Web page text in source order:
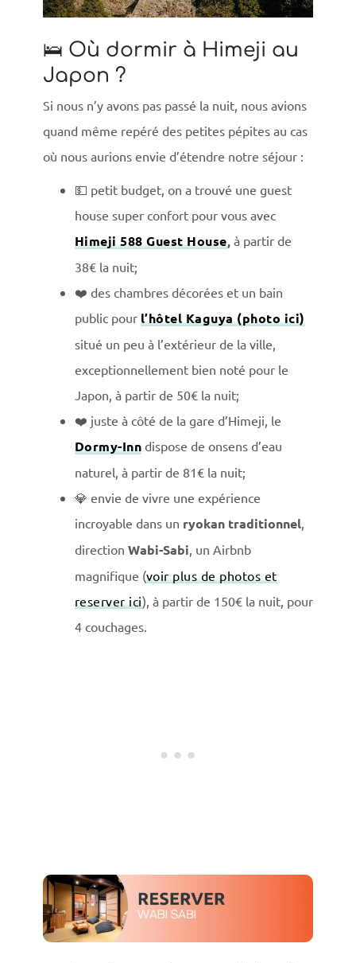
🛌 Où dormir à Himeji au
Japon ?
Si nous n’y avons pas passé la nuit, nous avions
quand même repéré des petites pépites au cas
où nous aurions envie d’étendre notre séjour :
💵 petit budget, on a trouvé une guest
house super confort pour vous avec
Himeji 588 Guest House, à partir de
38€ la nuit;
❤️ des chambres décorées et un bain
public pour l’hôtel Kaguya (photo ici)
situé un peu à l’extérieur de la ville,
exceptionnellement bien noté pour le
Japon, à partir de 50€ la nuit;
❤️ juste à côté de la gare d’Himeji, le
Dormy-Inn dispose de onsens d’eau
naturel, à partir de 81€ la nuit;
💎 envie de vivre une expérience
incroyable dans un ryokan traditionnel
direction Wabi-Sabi , un Airbnb
magnifique (voir plus de photos et
reserver ici), à partir de 150€ la nuit, pour
4 couchages.